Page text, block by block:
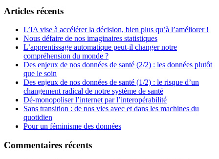
Articles récents
L’IA vise à accélérer la décision, bien plus qu’à l’améliorer !
Nous défaire de nos imaginaires statistiques
L’apprentissage automatique peut-il changer notre
compréhension du monde ?
Des enjeux de nos données de santé (2/2) : les données plutôt
que le soin
Des enjeux de nos données de santé (1/2) : le risque d’un
changement radical de notre système de santé
Dé-monopoliser l’internet par l’interopérabilité
Sans transition : de nos vies avec et dans les machines du
quotidien
Pour un féminisme des données
Commentaires récents